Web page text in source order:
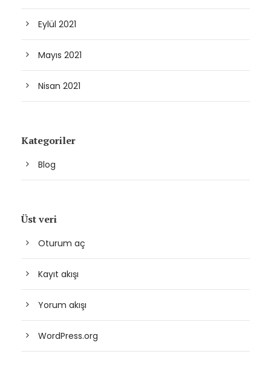
Eylül 2021
Mayıs 2021
Nisan 2021
Kategoriler
Blog
Üst veri
Oturum aç
Kayıt akışı
Yorum akışı
WordPress.org